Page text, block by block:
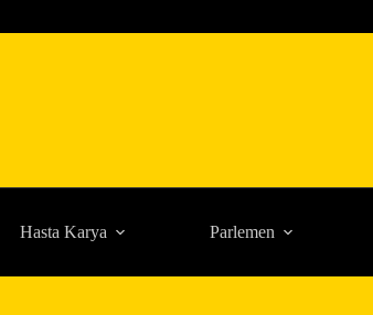
Hasta Karya Parlemen